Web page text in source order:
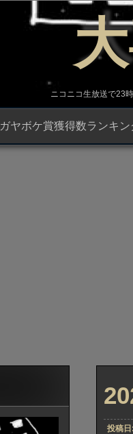
ニコニコ生放送で23
ガヤボケ賞獲得数ランキン
投稿日: